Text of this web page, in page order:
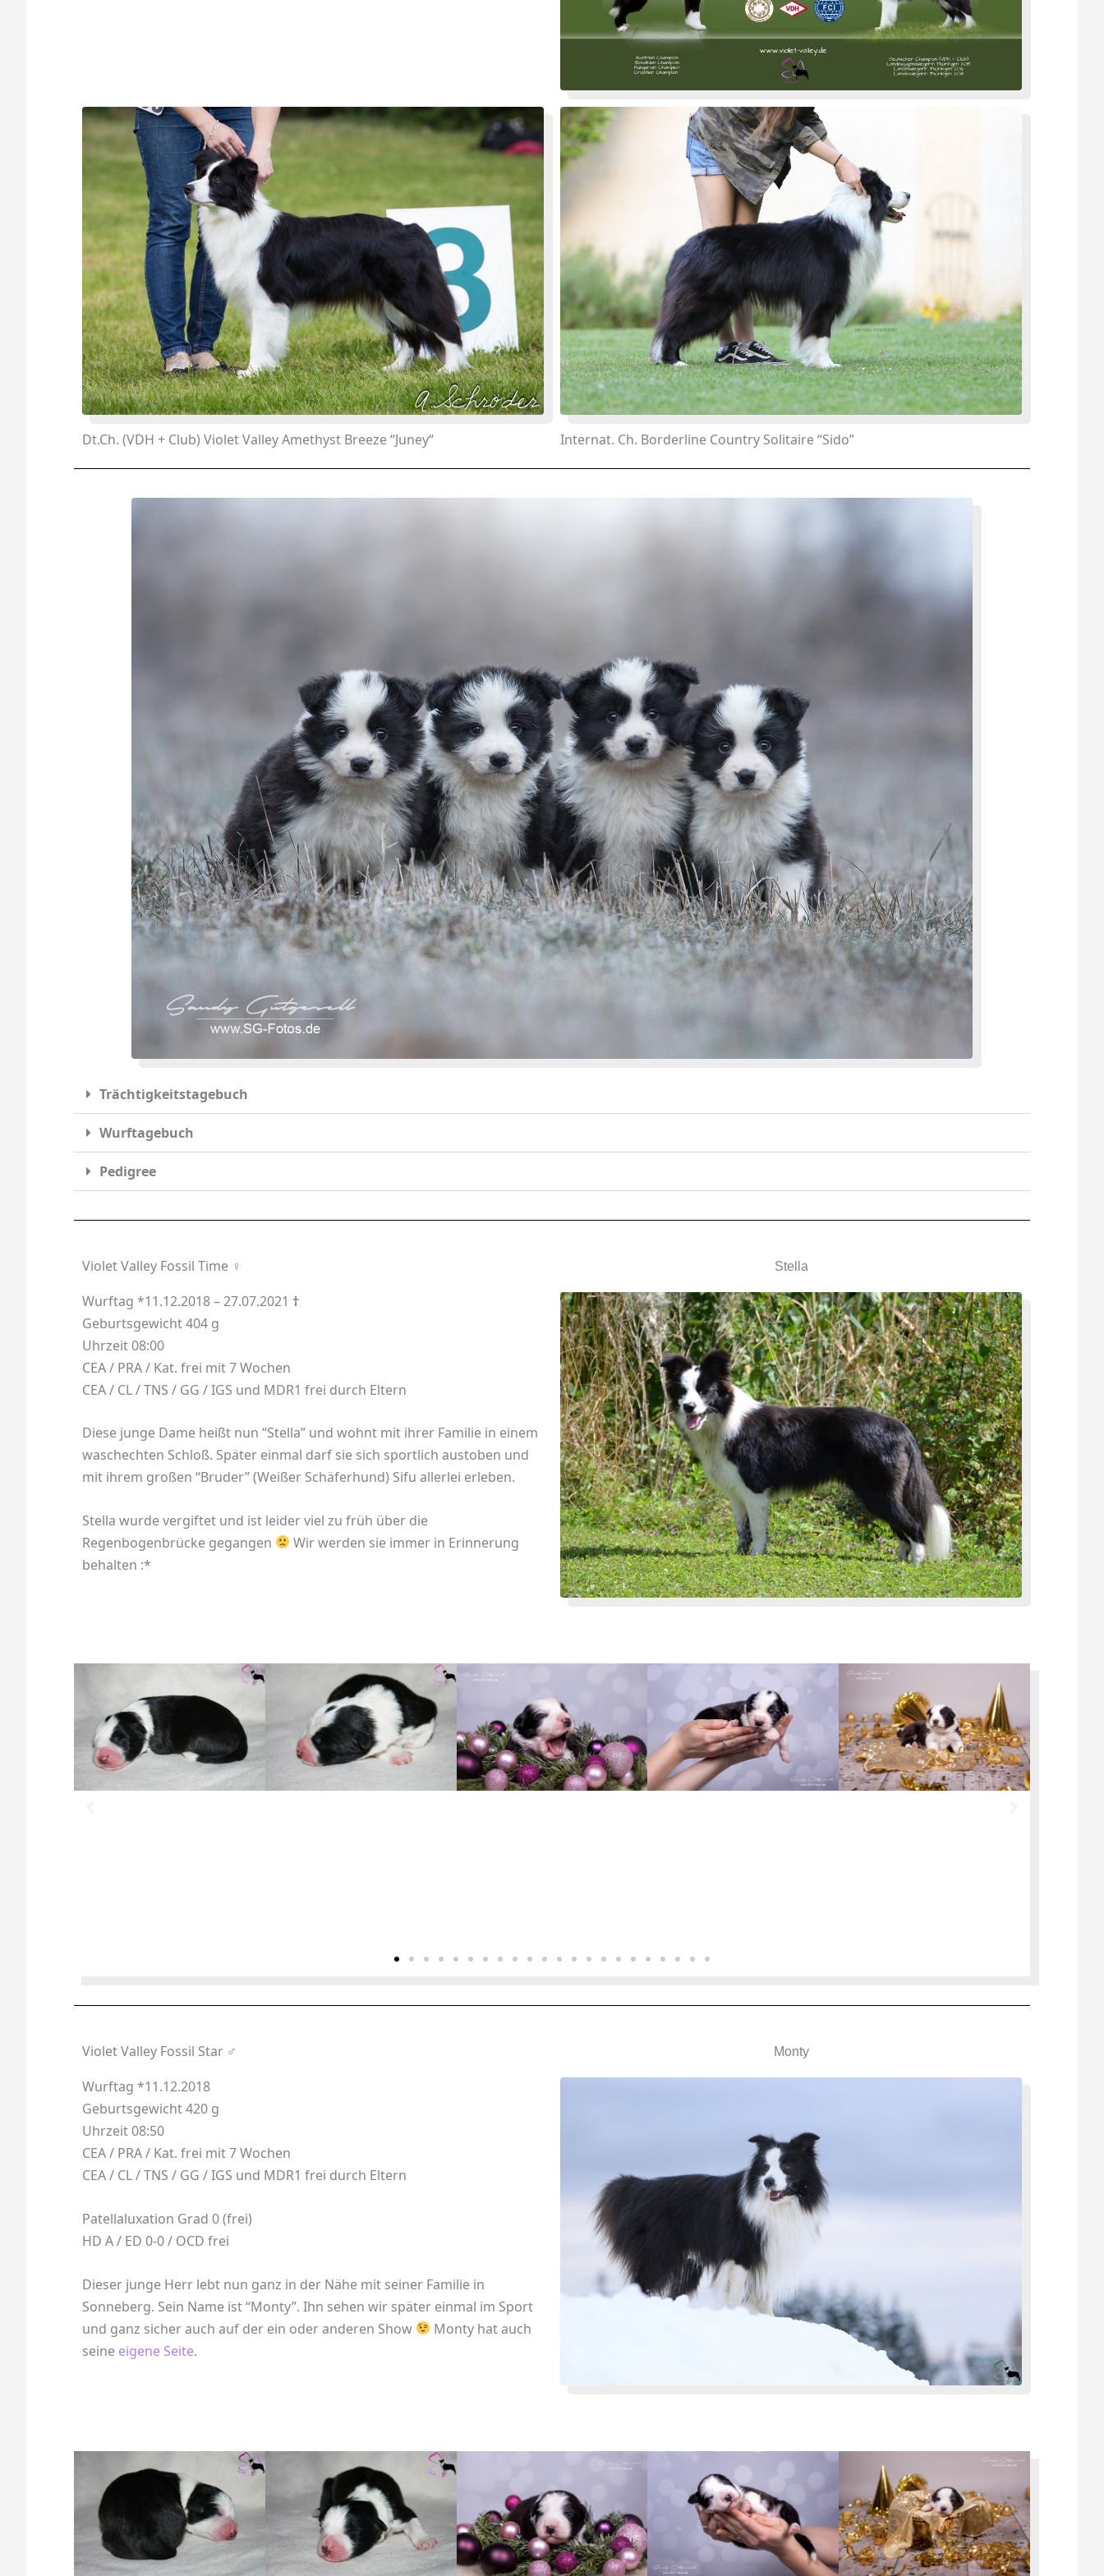
Dt.Ch. (VDH + Club) Violet Valley Amethyst Breeze “Juney“ Internat. Ch. Borderline Country Solitaire “Sido”
Trächtigkeitstagebuch
Wurftagebuch
Pedigree
Violet Valley Fossil Time ♀
Wurftag *11.12.2018 – 27.07.2021 †
Geburtsgewicht 404 g
Uhrzeit 08:00
CEA / PRA / Kat. frei mit 7 Wochen
CEA / CL / TNS / GG / IGS und MDR1 frei durch Eltern
Diese junge Dame heißt nun “Stella” und wohnt mit ihrer Familie in einem
waschechten Schloß. Später einmal darf sie sich sportlich austoben und
mit ihrem großen “Bruder” (Weißer Schäferhund) Sifu allerlei erleben.
Stella wurde vergiftet und ist leider viel zu früh über die
Regenbogenbrücke gegangen
Wir werden sie immer in Erinnerung
behalten :*
Stella
Violet Valley Fossil Star ♂
Wurftag *11.12.2018
Geburtsgewicht 420 g
Uhrzeit 08:50
CEA / PRA / Kat. frei mit 7 Wochen
CEA / CL / TNS / GG / IGS und MDR1 frei durch Eltern
Patellaluxation Grad 0 (frei)
HD A / ED 0-0 / OCD frei
Dieser junge Herr lebt nun ganz in der Nähe mit seiner Familie in
Sonneberg. Sein Name ist “Monty”. Ihn sehen wir später einmal im Sport
und ganz sicher auch auf der ein oder anderen Show
Monty hat auch
seine eigene Seite.
Monty